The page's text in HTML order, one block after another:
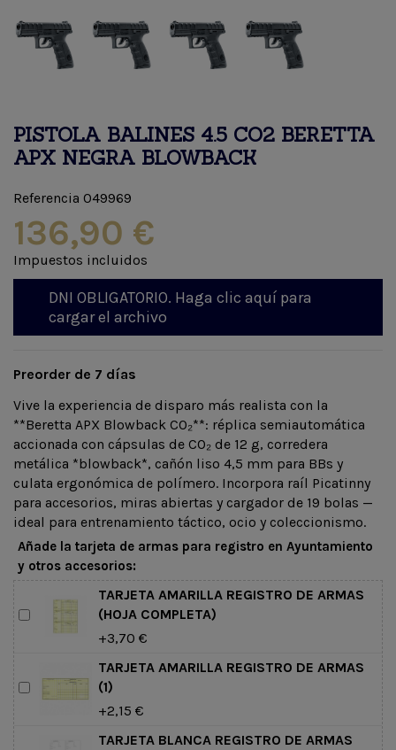
PISTOLA BALINES 4.5 CO2 BERETTA
APX NEGRA BLOWBACK
Referencia 049969
136,90 €
Impuestos incluidos
DNI OBLIGATORIO. Haga clic aquí para
cargar el archivo
Preorder de 7 días
Vive la experiencia de disparo más realista con la
**Beretta APX Blowback CO₂**: réplica semiautomática
accionada con cápsulas de CO₂ de 12 g, corredera
metálica *blowback*, cañón liso 4,5 mm para BBs y
culata ergonómica de polímero. Incorpora raíl Picatinny
para accesorios, miras abiertas y cargador de 19 bolas —
ideal para entrenamiento táctico, ocio y coleccionismo.
Añade la tarjeta de armas para registro en Ayuntamiento
y otros accesorios:
TARJETA AMARILLA REGISTRO DE ARMAS
(HOJA COMPLETA)
+3,70 €
TARJETA AMARILLA REGISTRO DE ARMAS
(1)
+2,15 €
TARJETA BLANCA REGISTRO DE ARMAS